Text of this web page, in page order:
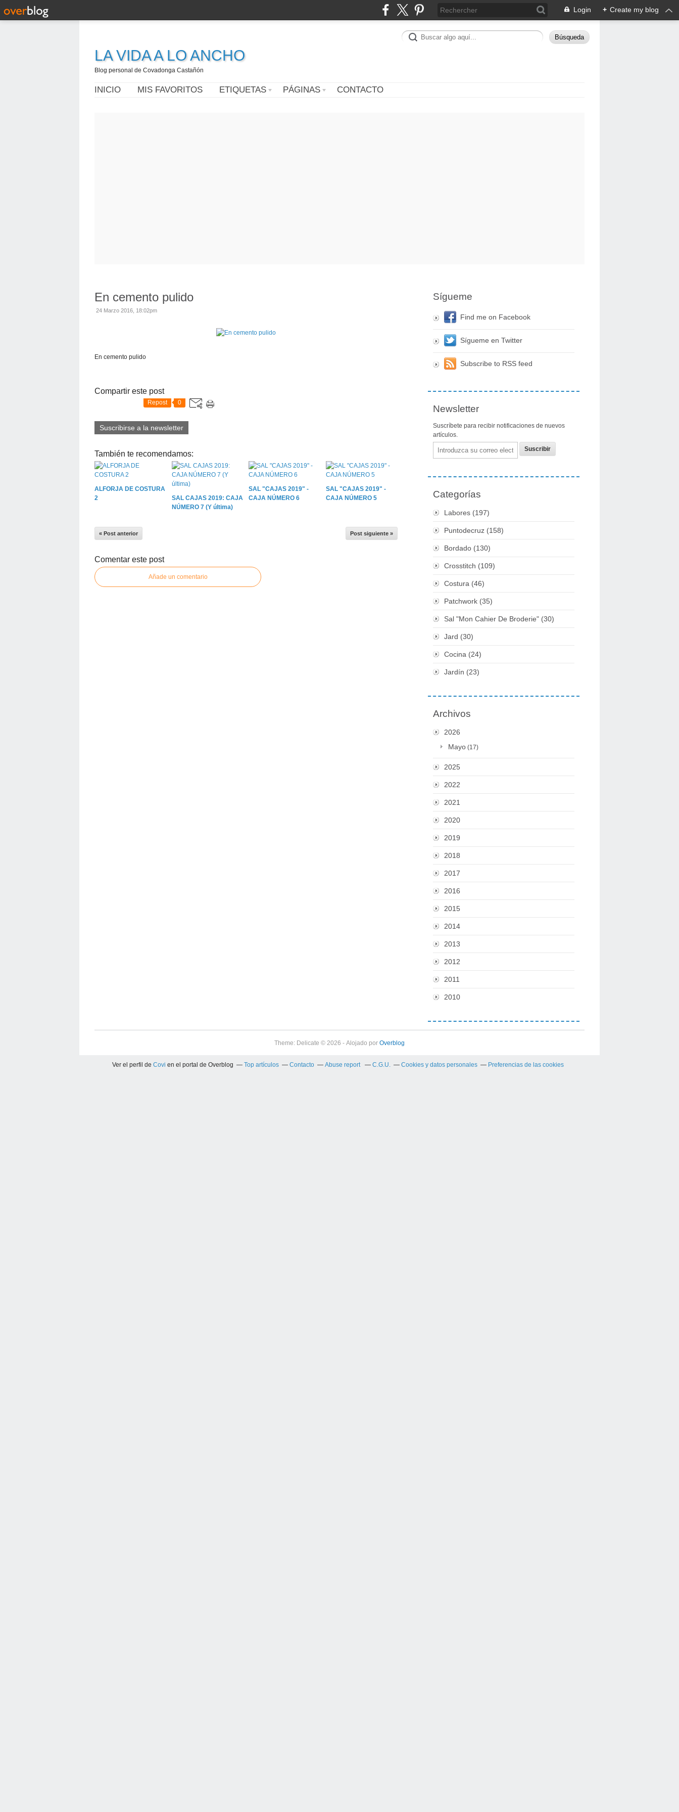
Login + Create my blog
LA VIDA A LO ANCHO
Blog personal de Covadonga Castañón
INICIO MIS FAVORITOS ETIQUETAS PÁGINAS CONTACTO
En cemento pulido
24 Marzo 2016, 18:02pm
En cemento pulido
Compartir este post
Repost 0
Suscribirse a la newsletter
También te recomendamos:
ALFORJA DE COSTURA
2
SAL CAJAS 2019: CAJA
NÚMERO 7 (Y última)
SAL "CAJAS 2019" -
CAJA NÚMERO 6
SAL "CAJAS 2019" -
CAJA NÚMERO 5
« Post anterior Post siguiente »
Comentar este post
Añade un comentario
Sígueme
Find me on Facebook
Sígueme en Twitter
Subscribe to RSS feed
Newsletter
Suscríbete para recibir notificaciones de nuevos
artículos.
Email
Categorías
Labores (197)
Puntodecruz (158)
Bordado (130)
Crosstitch (109)
Costura (46)
Patchwork (35)
Sal "mon Cahier De Broderie" (30)
Jard (30)
Cocina (24)
Jardín (23)
Archivos
2026
Mayo (17)
2025
2022
2021
2020
2019
2018
2017
2016
2015
2014
2013
2012
2011
2010
Theme: Delicate © 2026 - Alojado por Overblog
Ver el perfil de Covi en el portal de Overblog Top artículos Contacto Abuse report C.G.U. Cookies y datos personales Preferencias de las cookies